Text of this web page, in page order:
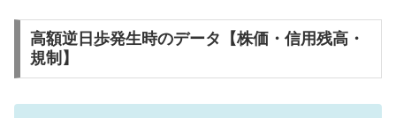
高額逆日歩発生時のデータ【株価・信用残高・
規制】